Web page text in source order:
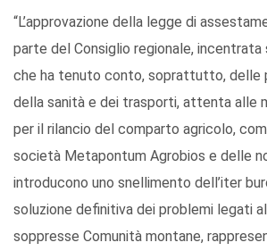
“L’approvazione della legge di
parte del Consiglio regionale, incentrata
che ha tenuto conto, soprattutto, delle
della sanità e dei trasporti, attenta alle
per il rilancio del comparto agricolo,
società Metapontum Agrobios e delle
introducono uno snellimento dell’iter
soluzione definitiva dei problemi legati
soppresse Comunità montane,